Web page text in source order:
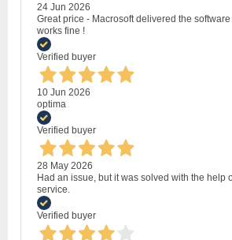
24 Jun 2026
Great price - Macrosoft delivered the
works fine !
Verified buyer
10 Jun 2026
optima
Verified buyer
28 May 2026
Had an issue, but it was solved with the help
service.
Verified buyer